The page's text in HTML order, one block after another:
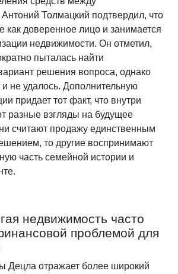
Толмацкий подтвердил, что
как доверенное лицо и занимается
недвижимости. Он отметил,
пыталась найти
решения вопроса, однако
и не удалось. Дополнительную
придает тот факт, что внутри
разные взгляды на будущее
считают продажу единственным
то другие воспринимают
часть семейной истории и
недвижимость часто
проблемой для
Децла отражает более широкий